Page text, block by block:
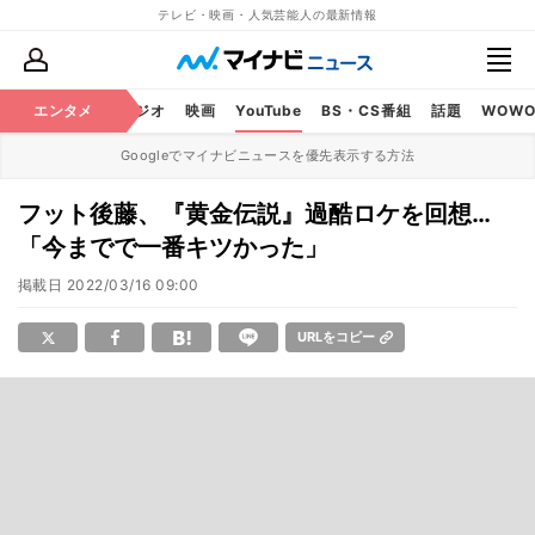
テレビ・映画・人気芸能人の最新情報
エンタメ
テレビ ラジオ 映画 YouTube BS・CS番組 話題
Googleでマイナビニュースを優先表示する方法
フット後藤、『黄金伝説』過酷ロケを回想…
「今までで一番キツかった」
掲載日 2022/03/16 09:00
URLをコピー